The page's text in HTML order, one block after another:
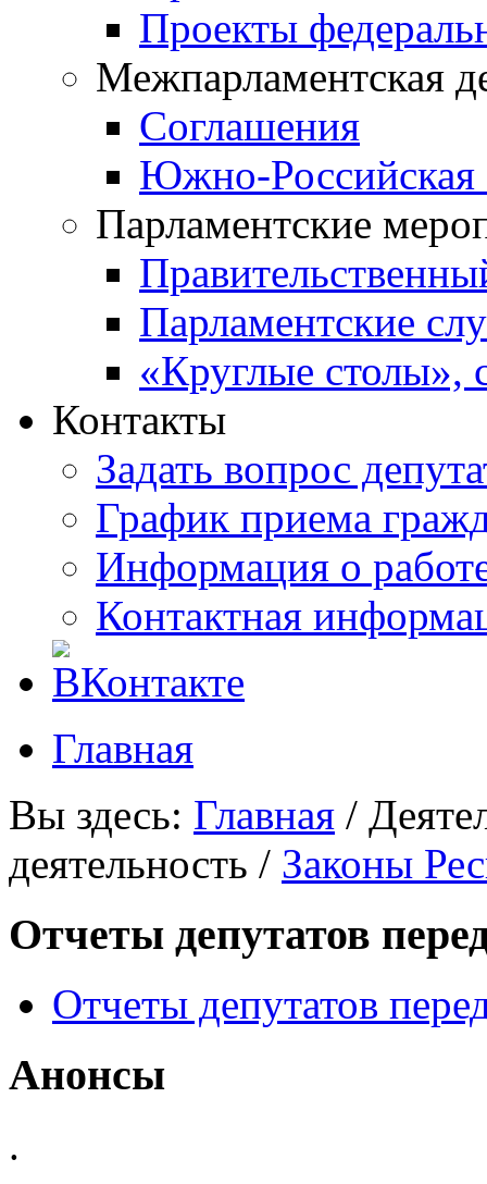
Проекты
Межпарламентская
Соглашения
Южно-Российская
Парламентские
Парламентские
«Круглые столы»,
Контакты
Задать вопрос
График приема
Информация о
Контактная
Главная
Вы здесь: Главная /
деятельность / Законы
Отчеты депутатов
Отчеты депутатов
Анонсы
.